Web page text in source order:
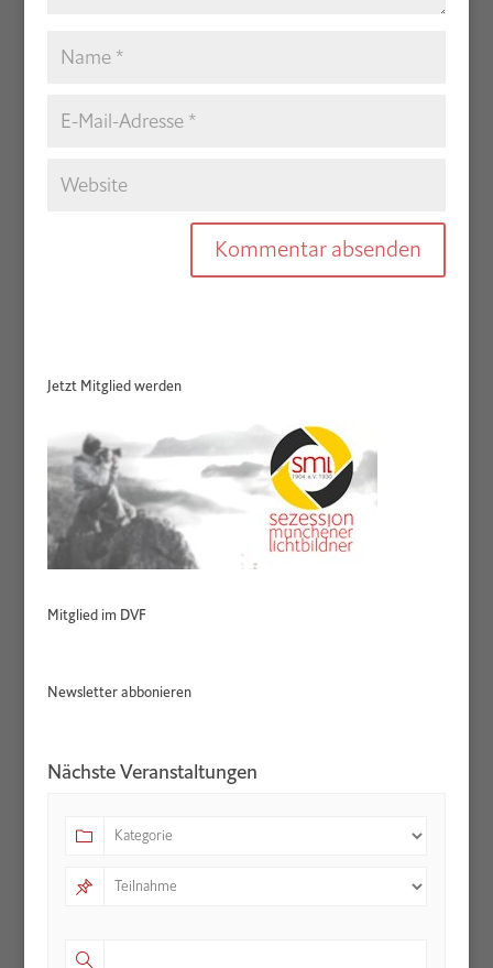
Jetzt Mitglied werden
Mitglied im DVF
Newsletter abbonieren
Nächste Veranstaltungen